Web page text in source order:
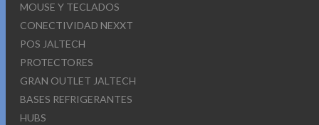
MOUSE Y TECLADOS
CONECTIVIDAD NEXXT
POS JALTECH
PROTECTORES
GRAN OUTLET JALTECH
BASES REFRIGERANTES
HUBS